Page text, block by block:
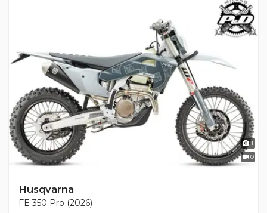
1
0
Husqvarna
FE 350 Pro (2026)